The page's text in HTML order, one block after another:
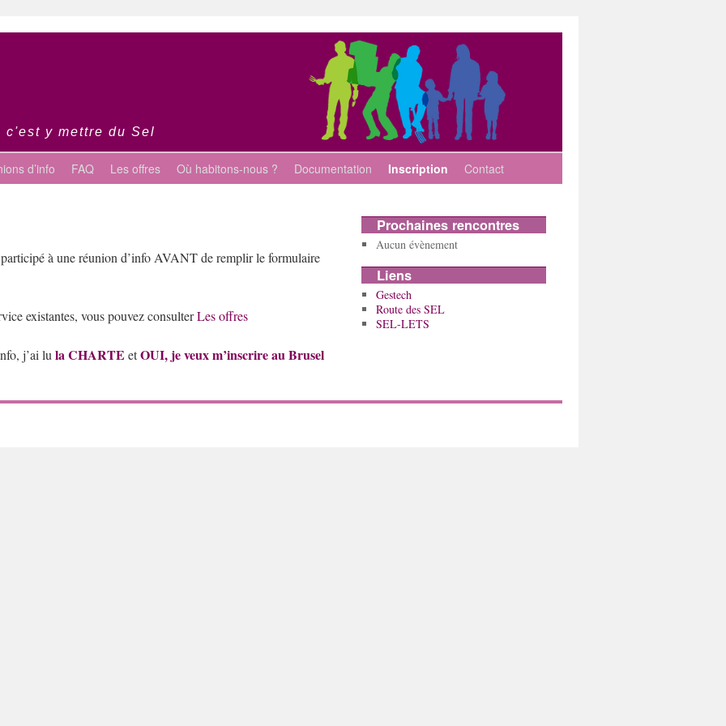
c'est y mettre du Sel
d’info FAQ Les offres Où habitons-nous ? Documentation Inscription Contact
participé à une réunion d’info AVANT de remplir le formulaire
existantes, vous pouvez consulterLes offres
j’ai lu la CHARTE etOUI, je veux m’inscrire au Brusel
Prochaines rencontres
Aucun évènement
Liens
Gestech
Route des SEL
SEL-LETS